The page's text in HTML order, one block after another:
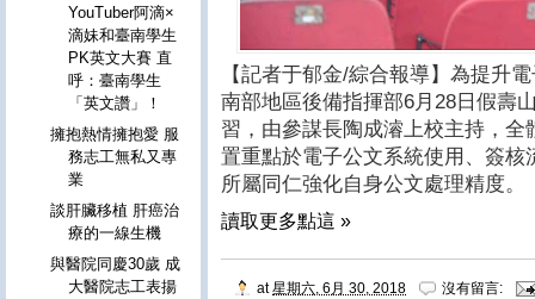
【記者于郁金/綜合報導】為提升
南部地區後備指揮部6月28日假壽
習，由參謀長陶成濬上校主持，
置重點於電子公文系統使用、簽
所屬同仁強化自身公文處理精度。
讀取更多點這 »
at星期六, 6月 30, 2018 沒有留言:
YouTuber阿滴×
滴妹和臺南學生
PK英文大賽 直
呼：臺南學生
「英文讚」！
擁抱熱情擁抱愛 服
務志工無私又專
業
談肝臟移植 肝癌治
療的一線生機
與醫院同慶30歲 成
大醫院志工表揚